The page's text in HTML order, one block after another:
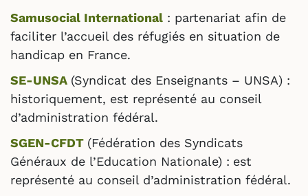
Samusocial International : partenariat afin de
faciliter l’accueil des réfugiés en situation de
handicap en France.
SE-UNSA (Syndicat des Enseignants – UNSA) :
historiquement, est représenté au conseil
d’administration fédéral.
SGEN-CFDT (Fédération des Syndicats
Généraux de l’Education Nationale) : est
représenté au conseil d’administration fédéral.